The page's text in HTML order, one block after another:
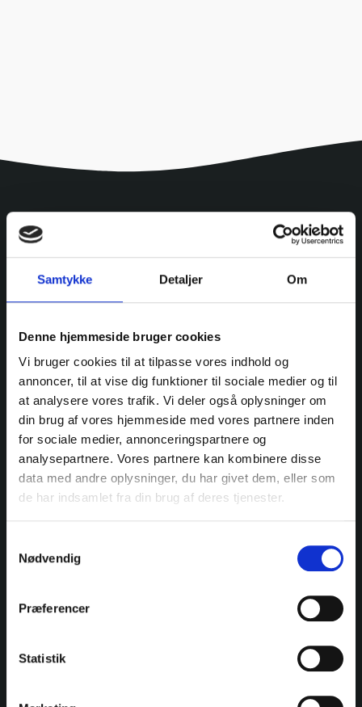
Samtykke Detaljer Om
Denne hjemmeside bruger cookies
Vi bruger cookies til at tilpasse vores indhold og
annoncer, til at vise dig funktioner til sociale medier og til
at analysere vores trafik. Vi deler også oplysninger om
din brug af vores hjemmeside med vores partnere inden
for sociale medier, annonceringspartnere og
analysepartnere. Vores partnere kan kombinere disse
data med andre oplysninger, du har givet dem, eller som
de har indsamlet fra din brug af deres tjenester.
Nødvendig
Præferencer
Statistik
Vil du se flere fede cases?
brancher, har valgt at bruge Hippo til deres
projekter. Gå på opdagelse i vores udvalgte cases
og bliv inspireret af andres gode resultater til din